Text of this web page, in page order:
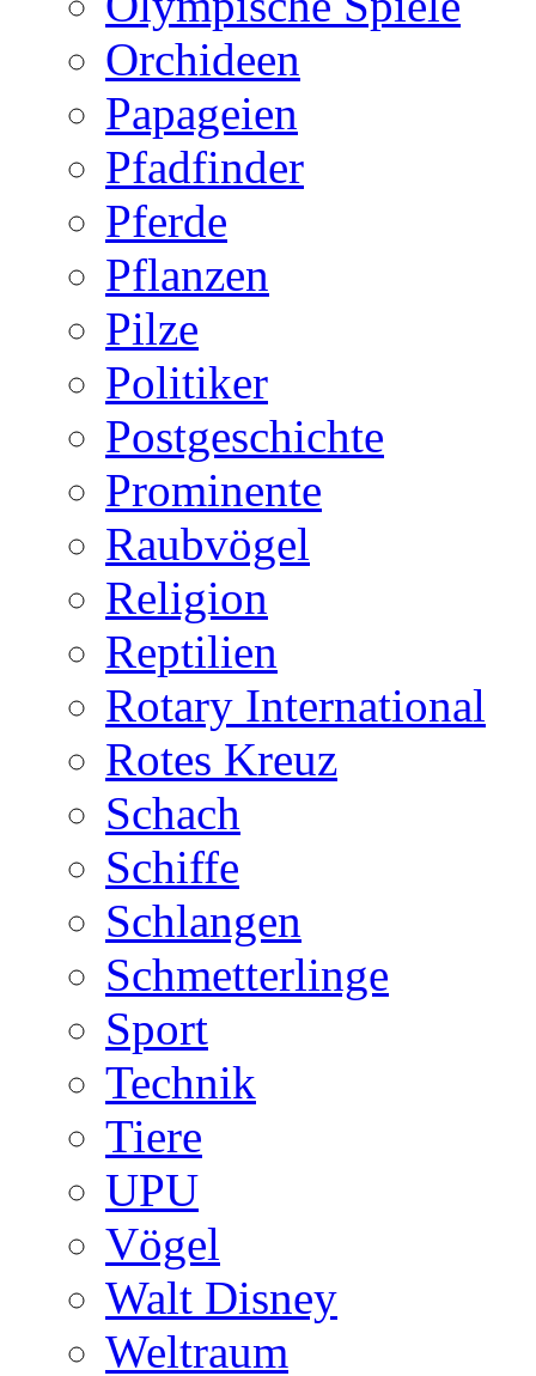
Orchideen
Papageien
Pfadfinder
Pferde
Pflanzen
Pilze
Politiker
Postgeschichte
Prominente
Raubvögel
Religion
Reptilien
Rotary International
Rotes Kreuz
Schach
Schiffe
Schlangen
Schmetterlinge
Sport
Technik
Tiere
UPU
Vögel
Walt Disney
Weltraum